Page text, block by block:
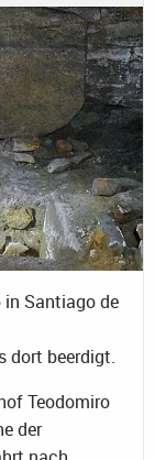
Santiago de
dort beerdigt.
Teodomiro
der